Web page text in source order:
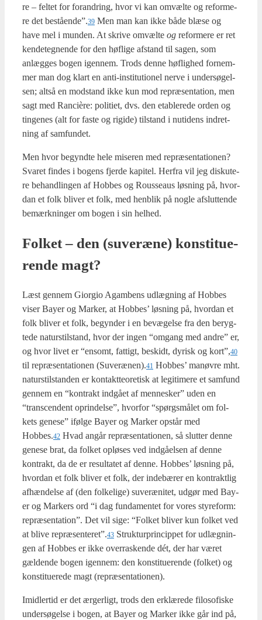
re – fel­tet for for­an­dring, hvor vi kan omvæl­te og refor­me­
re det bestående”.39 Men man kan ikke både blæ­se og
have mel i mun­den. At skri­ve omvæl­te og refor­me­re er ret
ken­de­teg­nen­de for den høfli­ge afstand til sagen, som
anlæg­ges bogen igen­nem. Trods den­ne høflig­hed for­nem­
mer man dog klart en anti-insti­tu­tio­nel ner­ve i under­sø­gel­
sen; alt­så en mod­stand ikke kun mod repræ­sen­ta­tion, men
sagt med Ran­cière: poli­ti­et, dvs. den etab­le­re­de orden og
tin­ge­nes (alt for faste og rigi­de) til­stand i nuti­dens indret­
ning af sam­fun­det.
Men hvor begynd­te hele mise­ren med repræ­sen­ta­tio­nen?
Sva­ret fin­des i bogens fjer­de kapi­tel. Her­fra vil jeg dis­ku­te­
re behand­lin­gen af Hob­bes og Rous­seaus løs­ning på, hvor­
dan et folk bli­ver et folk, med hen­blik på nog­le afslut­ten­de
bemærk­nin­ger om bogen i sin hel­hed.
Fol­ket – den (suveræ­ne) kon­sti­tu­e­
ren­de magt?
Læst gen­nem Gio­r­gio Agam­bens udlæg­ning af Hob­bes
viser Bay­er og Mar­ker, at Hob­bes’ løs­ning på, hvor­dan et
folk bli­ver et folk, begyn­der i en bevæ­gel­se fra den beryg­
te­de naturstil­stand, hvor der ingen “omgang med andre” er,
og hvor livet er “ensomt, fat­tigt, beskidt, dyrisk og kort”,40
til repræ­sen­ta­tio­nen (Suverænen).41 Hob­bes’ manøv­re mht.
naturstil­stan­den er kon­takt­te­o­re­tisk at legi­ti­me­re et sam­fund
gen­nem en “kon­trakt ind­gå­et af men­ne­sker” uden en
“trans­cen­dent oprin­del­se”, hvor­for “spørgs­må­let om fol­
kets gene­se” iføl­ge Bay­er og Mar­ker opstår med
Hobbes.42 Hvad angår repræ­sen­ta­tio­nen, så slut­ter den­ne
gene­se brat, da fol­ket oplø­ses ved ind­gå­el­sen af den­ne
kon­trakt, da de er resul­ta­tet af den­ne. Hob­bes’ løs­ning på,
hvor­dan et folk bli­ver et folk, der inde­bæ­rer en kon­trakt­lig
afhæn­del­se af (den fol­ke­li­ge) suveræ­ni­tet, udgør med Bay­
er og Mar­kers ord “i dag fun­da­men­tet for vores sty­re­form:
repræ­sen­ta­tion”. Det vil sige: “Fol­ket bli­ver kun fol­ket ved
at bli­ve repræsenteret”.43 Struk­tur­prin­cip­pet for udlæg­nin­
gen af Hob­bes er ikke over­ra­sken­de dét, der har været
gæl­den­de bogen igen­nem: den kon­sti­tu­e­ren­de (fol­ket) og
kon­sti­tu­e­re­de magt (repræ­sen­ta­tio­nen).
Imid­ler­tid er det ærger­ligt, trods den erklæ­re­de filo­so­fi­ske
under­sø­gel­se i bogen, at Bay­er og Mar­ker ikke går ind på,